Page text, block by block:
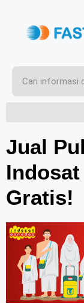
Jual
Gratis!